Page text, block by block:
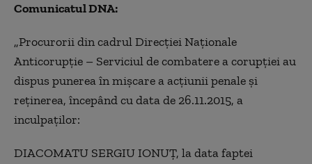
Comunicatul DNA:
„Procurorii din cadrul Direcţiei Naţionale
Anticorupţie – Serviciul de combatere a corupţiei au
dispus punerea în mişcare a acţiunii penale și
reținerea, începând cu data de 26.11.2015, a
inculpaţilor:
DIACOMATU SERGIU IONUŢ, la data faptei